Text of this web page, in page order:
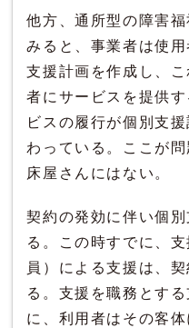
他方、通所型の障害
みると、事業者は使
支援計画を作成し、
者にサービスを提供
ビスの履行が個別支
わっている。ここが
床屋さんにはない。
契約の発効に伴い個
る。この時すでに、
員）による支援は、
る。支援を職務とす
に、利用者はその客